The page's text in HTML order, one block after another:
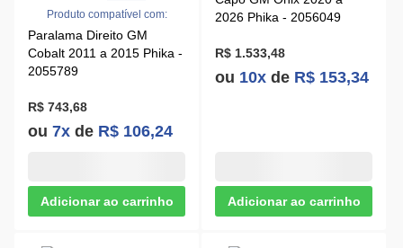
Produto compatível com:
Capo Renault Kwid 2018 a
R$ 2.185,22
ou10xdeR$ 218,52
Corolla 2020 a 2026 Phika
- 2055989